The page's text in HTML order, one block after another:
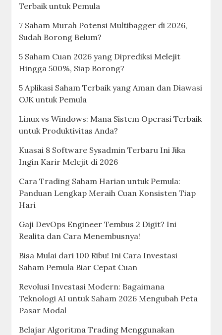
Terbaik untuk Pemula
7 Saham Murah Potensi Multibagger di 2026,
Sudah Borong Belum?
5 Saham Cuan 2026 yang Diprediksi Melejit
Hingga 500%, Siap Borong?
5 Aplikasi Saham Terbaik yang Aman dan Diawasi
OJK untuk Pemula
Linux vs Windows: Mana Sistem Operasi Terbaik
untuk Produktivitas Anda?
Kuasai 8 Software Sysadmin Terbaru Ini Jika
Ingin Karir Melejit di 2026
Cara Trading Saham Harian untuk Pemula:
Panduan Lengkap Meraih Cuan Konsisten Tiap
Hari
Gaji DevOps Engineer Tembus 2 Digit? Ini
Realita dan Cara Menembusnya!
Bisa Mulai dari 100 Ribu! Ini Cara Investasi
Saham Pemula Biar Cepat Cuan
Revolusi Investasi Modern: Bagaimana
Teknologi AI untuk Saham 2026 Mengubah Peta
Pasar Modal
Belajar Algoritma Trading Menggunakan